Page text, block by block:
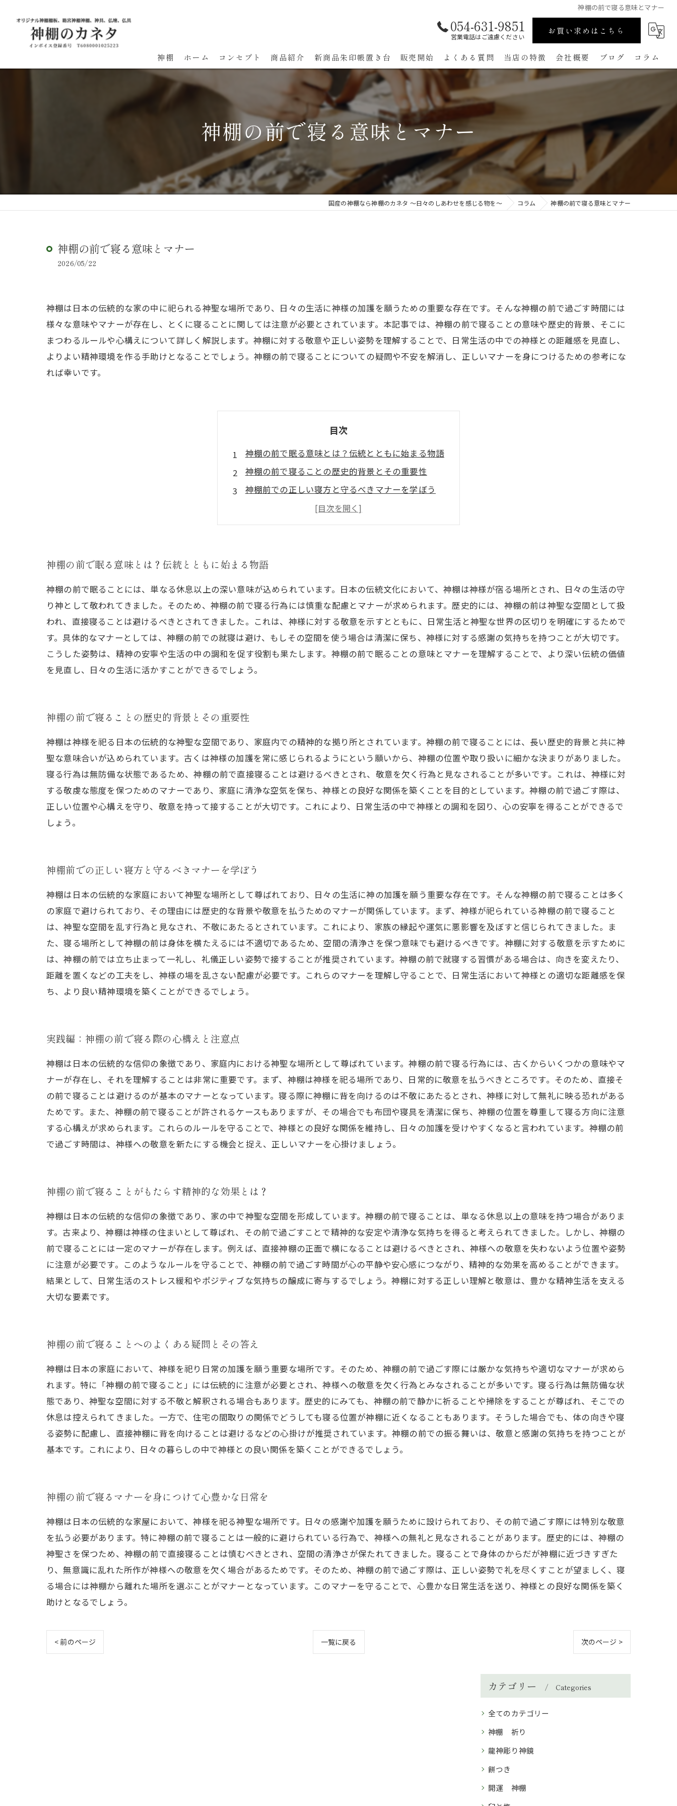
神棚の前で寝る意味とマナー
054-631-9851
営業電話はご遠慮ください
お買い求めはこちら
神棚 ホーム コンセプト 商品紹介 新商品朱印帳置き台 販売開始 よくある質問 当店の特徴
手作り
コンパクト
会社概要 ブログ コラム
神棚の前で寝る意味とマナー
国産の神棚なら神棚のカネタ ～日々のしあわせを感じる物を～ コラム 神棚の前で寝る意味とマナー
神棚の前で寝る意味とマナー
2026/05/22
神棚は日本の伝統的な家の中に祀られる神聖な場所であり、日々の生活に神様の加護を願うための重要な存在です。そんな神棚の前で過ごす時間には
様々な意味やマナーが存在し、とくに寝ることに関しては注意が必要とされています。本記事では、神棚の前で寝ることの意味や歴史的背景、そこに
まつわるルールや心構えについて詳しく解説します。神棚に対する敬意や正しい姿勢を理解することで、日常生活の中での神様との距離感を見直し、
よりよい精神環境を作る手助けとなることでしょう。神棚の前で寝ることについての疑問や不安を解消し、正しいマナーを身につけるための参考にな
れば幸いです。
目次
神棚の前で眠る意味とは？伝統とともに始まる物語
神棚の前で寝ることの歴史的背景とその重要性
神棚前での正しい寝方と守るべきマナーを学ぼう
実践編：神棚の前で寝る際の心構えと注意点
神棚の前で寝ることがもたらす精神的な効果とは？
神棚の前で寝るマナーを身につけて心豊かな日常を
神棚の前で眠る意味とは？伝統とともに始まる物語
神棚の前で眠ることには、単なる休息以上の深い意味が込められています。日本の伝統文化において、神棚は神様が宿る場所とされ、日々の生活の守
り神として敬われてきました。そのため、神棚の前で寝る行為には慎重な配慮とマナーが求められます。歴史的には、神棚の前は神聖な空間として扱
われ、直接寝ることは避けるべきとされてきました。これは、神様に対する敬意を示すとともに、日常生活と神聖な世界の区切りを明確にするためで
す。具体的なマナーとしては、神棚の前での就寝は避け、もしその空間を使う場合は清潔に保ち、神様に対する感謝の気持ちを持つことが大切です。
こうした姿勢は、精神の安寧や生活の中の調和を促す役割も果たします。神棚の前で眠ることの意味とマナーを理解することで、より深い伝統の価値
を見直し、日々の生活に活かすことができるでしょう。
神棚の前で寝ることの歴史的背景とその重要性
神棚は神様を祀る日本の伝統的な神聖な空間であり、家庭内での精神的な拠り所とされています。神棚の前で寝ることには、長い歴史的背景と共に神
聖な意味合いが込められています。古くは神様の加護を常に感じられるようにという願いから、神棚の位置や取り扱いに細かな決まりがありました。
寝る行為は無防備な状態であるため、神棚の前で直接寝ることは避けるべきとされ、敬意を欠く行為と見なされることが多いです。これは、神様に対
する敬虔な態度を保つためのマナーであり、家庭に清浄な空気を保ち、神様との良好な関係を築くことを目的としています。神棚の前で過ごす際は、
正しい位置や心構えを守り、敬意を持って接することが大切です。これにより、日常生活の中で神様との調和を図り、心の安寧を得ることができるで
しょう。
神棚前での正しい寝方と守るべきマナーを学ぼう
神棚は日本の伝統的な家庭において神聖な場所として尊ばれており、日々の生活に神の加護を願う重要な存在です。そんな神棚の前で寝ることは多く
の家庭で避けられており、その理由には歴史的な背景や敬意を払うためのマナーが関係しています。まず、神様が祀られている神棚の前で寝ること
は、神聖な空間を乱す行為と見なされ、不敬にあたるとされています。これにより、家族の縁起や運気に悪影響を及ぼすと信じられてきました。ま
た、寝る場所として神棚の前は身体を横たえるには不適切であるため、空間の清浄さを保つ意味でも避けるべきです。神棚に対する敬意を示すために
は、神棚の前では立ち止まって一礼し、礼儀正しい姿勢で接することが推奨されています。神棚の前で就寝する習慣がある場合は、向きを変えたり、
距離を置くなどの工夫をし、神様の場を乱さない配慮が必要です。これらのマナーを理解し守ることで、日常生活において神様との適切な距離感を保
ち、より良い精神環境を築くことができるでしょう。
実践編：神棚の前で寝る際の心構えと注意点
神棚は日本の伝統的な信仰の象徴であり、家庭内における神聖な場所として尊ばれています。神棚の前で寝る行為には、古くからいくつかの意味やマ
ナーが存在し、それを理解することは非常に重要です。まず、神棚は神様を祀る場所であり、日常的に敬意を払うべきところです。そのため、直接そ
の前で寝ることは避けるのが基本のマナーとなっています。寝る際に神棚に背を向けるのは不敬にあたるとされ、神様に対して無礼に映る恐れがある
ためです。また、神棚の前で寝ることが許されるケースもありますが、その場合でも布団や寝具を清潔に保ち、神棚の位置を尊重して寝る方向に注意
する心構えが求められます。これらのルールを守ることで、神様との良好な関係を維持し、日々の加護を受けやすくなると言われています。神棚の前
で過ごす時間は、神様への敬意を新たにする機会と捉え、正しいマナーを心掛けましょう。
神棚の前で寝ることがもたらす精神的な効果とは？
神棚は日本の伝統的な信仰の象徴であり、家の中で神聖な空間を形成しています。神棚の前で寝ることは、単なる休息以上の意味を持つ場合がありま
す。古来より、神棚は神様の住まいとして尊ばれ、その前で過ごすことで精神的な安定や清浄な気持ちを得ると考えられてきました。しかし、神棚の
前で寝ることには一定のマナーが存在します。例えば、直接神棚の正面で横になることは避けるべきとされ、神様への敬意を失わないよう位置や姿勢
に注意が必要です。このようなルールを守ることで、神棚の前で過ごす時間が心の平静や安心感につながり、精神的な効果を高めることができます。
結果として、日常生活のストレス緩和やポジティブな気持ちの醸成に寄与するでしょう。神棚に対する正しい理解と敬意は、豊かな精神生活を支える
大切な要素です。
神棚の前で寝ることへのよくある疑問とその答え
神棚は日本の家庭において、神様を祀り日常の加護を願う重要な場所です。そのため、神棚の前で過ごす際には厳かな気持ちや適切なマナーが求めら
れます。特に「神棚の前で寝ること」には伝統的に注意が必要とされ、神様への敬意を欠く行為とみなされることが多いです。寝る行為は無防備な状
態であり、神聖な空間に対する不敬と解釈される場合もあります。歴史的にみても、神棚の前で静かに祈ることや掃除をすることが尊ばれ、そこでの
休息は控えられてきました。一方で、住宅の間取りの関係でどうしても寝る位置が神棚に近くなることもあります。そうした場合でも、体の向きや寝
る姿勢に配慮し、直接神棚に背を向けることは避けるなどの心掛けが推奨されています。神棚の前での振る舞いは、敬意と感謝の気持ちを持つことが
基本です。これにより、日々の暮らしの中で神様との良い関係を築くことができるでしょう。
神棚の前で寝るマナーを身につけて心豊かな日常を
神棚は日本の伝統的な家屋において、神様を祀る神聖な場所です。日々の感謝や加護を願うために設けられており、その前で過ごす際には特別な敬意
を払う必要があります。特に神棚の前で寝ることは一般的に避けられている行為で、神様への無礼と見なされることがあります。歴史的には、神棚の
神聖さを保つため、神棚の前で直接寝ることは慎むべきとされ、空間の清浄さが保たれてきました。寝ることで身体のからだが神棚に近づきすぎた
り、無意識に乱れた所作が神様への敬意を欠く場合があるためです。そのため、神棚の前で過ごす際は、正しい姿勢で礼を尽くすことが望ましく、寝
る場合には神棚から離れた場所を選ぶことがマナーとなっています。このマナーを守ることで、心豊かな日常生活を送り、神様との良好な関係を築く
助けとなるでしょう。
< 前のページ 一覧に戻る 次のページ >
カテゴリー Categories
全てのカテゴリー
神棚 祈り
龍神彫り神鏡
餅つき
開運 神棚